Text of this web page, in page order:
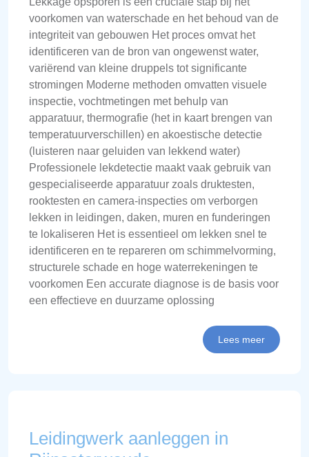
voorkomen van waterschade en het behoud van de
integriteit van gebouwen Het proces omvat het
identificeren van de bron van ongewenst water,
variërend van kleine druppels tot significante
stromingen Moderne methoden omvatten visuele
inspectie, vochtmetingen met behulp van
apparatuur, thermografie (het in kaart brengen van
temperatuurverschillen) en akoestische detectie
(luisteren naar geluiden van lekkend water)
Professionele lekdetectie maakt vaak gebruik van
gespecialiseerde apparatuur zoals druktesten,
rooktesten en camera-inspecties om verborgen
lekken in leidingen, daken, muren en funderingen
te lokaliseren Het is essentieel om lekken snel te
identificeren en te repareren om schimmelvorming,
structurele schade en hoge waterrekeningen te
voorkomen Een accurate diagnose is de basis voor
een effectieve en duurzame oplossing
Lees meer
Leidingwerk aanleggen in